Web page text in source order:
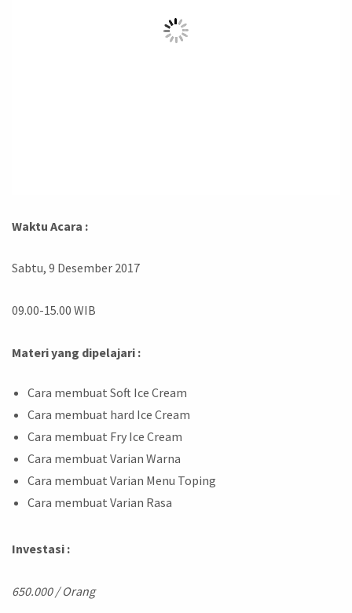
Waktu Acara :
Sabtu, 9 Desember 2017
09.00-15.00 WIB
Materi yang dipelajari :
Cara membuat Soft Ice Cream
Cara membuat hard Ice Cream
Cara membuat Fry Ice Cream
Cara membuat Varian Warna
Cara membuat Varian Menu Toping
Cara membuat Varian Rasa
Investasi :
650.000 / Orang